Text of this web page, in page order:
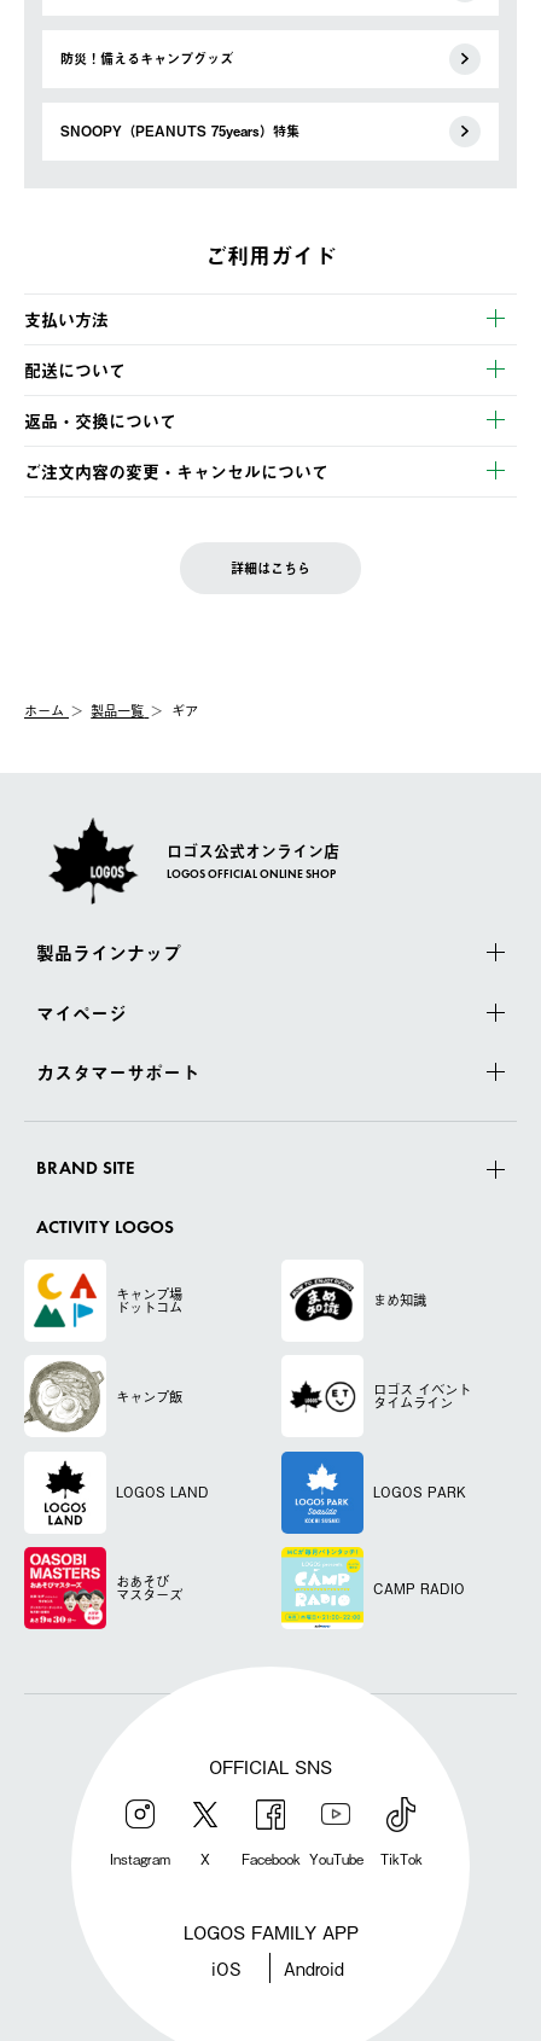
防災！備えるキャンプグッズ
SNOOPY（PEANUTS 75years）特集
ご利用ガイド
支払い方法
以下のいずれかの方法でお支払いいただけます。
・クレジットカード決済
・コンビニ決済
・Pay-easy決済
配送について
【発送スケジュール】
ご注文・ご入金完了より2営業日以内に商品を発送いたします。
土日祝の発送はございませんので、木曜日以降のご注文は週明け
の発送となる場合がございます。
【配送業者】
佐川急便にて配送されます。
返品・交換について
※お客様都合の場合
お客様都合の返品にかかる送料は、お客様ご負担とさせていただ
一度お手元の商品を返品いただき、ご希望商品を再注文してくだ
ご注文内容の変更・キャンセルについて
LOGOS FAMILY会員の方は、会員マイページ内 購入履歴画面に
詳細はこちら
ホーム 製品一覧 ギア
ロゴス公式オンライン店
LOGOS OFFICIAL ONLINE SHOP
製品ラインナップ
マイページ
カスタマーサポート
BRAND SITE
ACTIVITY LOGOS
キャンプ場
ドットコム まめ知識
キャンプ飯 ロゴス イベント
タイムライン
LOGOS LAND LOGOS PARK
おあそび
マスターズ CAMP RADIO
OFFICIAL SNS
Instagram X Facebook YouTube TikTok
LOGOS FAMILY APP
iOS Android